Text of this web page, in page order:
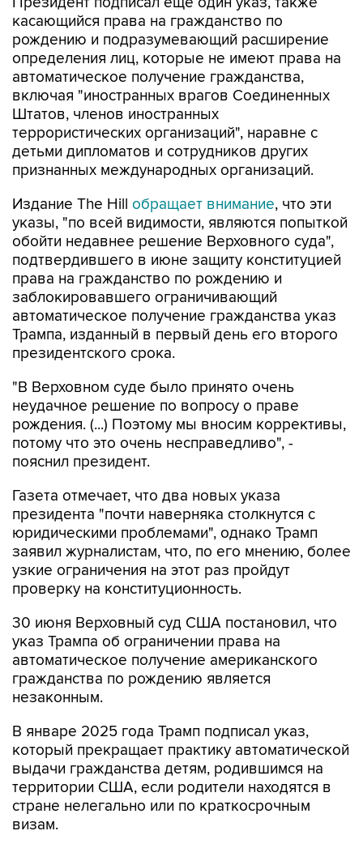
касающийся права на гражданство по
рождению и подразумевающий расширение
определения лиц, которые не имеют права на
автоматическое получение гражданства,
включая "иностранных врагов Соединенных
Штатов, членов иностранных
террористических организаций", наравне с
детьми дипломатов и сотрудников других
признанных международных организаций.
Издание The Hill обращает внимание, что эти
указы, "по всей видимости, являются попыткой
обойти недавнее решение Верховного суда",
подтвердившего в июне защиту конституцией
права на гражданство по рождению и
заблокировавшего ограничивающий
автоматическое получение гражданства указ
Трампа, изданный в первый день его второго
президентского срока.
"В Верховном суде было принято очень
неудачное решение по вопросу о праве
рождения. (...) Поэтому мы вносим коррективы,
потому что это очень несправедливо", -
пояснил президент.
Газета отмечает, что два новых указа
президента "почти наверняка столкнутся с
юридическими проблемами", однако Трамп
заявил журналистам, что, по его мнению, более
узкие ограничения на этот раз пройдут
проверку на конституционность.
30 июня Верховный суд США постановил, что
указ Трампа об ограничении права на
автоматическое получение американского
гражданства по рождению является
незаконным.
В январе 2025 года Трамп подписал указ,
который прекращает практику автоматической
выдачи гражданства детям, родившимся на
территории США, если родители находятся в
стране нелегально или по краткосрочным
визам.